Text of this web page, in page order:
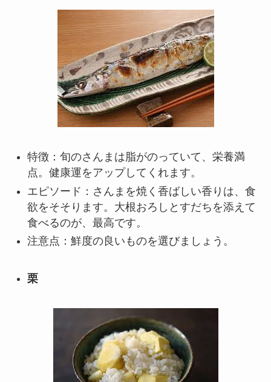
特徴：旬のさんまは脂がのっていて、栄養満
点。健康運をアップしてくれます。
エピソード：さんまを焼く香ばしい香りは、食
欲をそそります。大根おろしとすだちを添えて
食べるのが、最高です。
注意点：鮮度の良いものを選びましょう。
栗